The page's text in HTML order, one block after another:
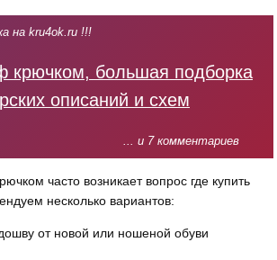
на kru4ok.ru !!!
большая подборка
описаний и схем
... и 7 комментариев
часто возникает вопрос где купить
несколько вариантов:
от новой или ношеной обуви